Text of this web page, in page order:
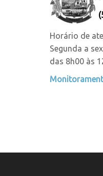
Horário de
Segunda a
das 8h00 às